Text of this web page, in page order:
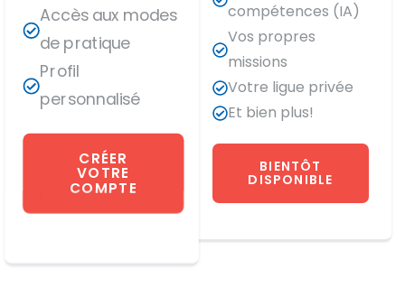
Accès aux modes
de pratique
Profil
personnalisé
CRÉER
VOTRE
COMPTE
compétences (IA)
Vos propres
missions
Votre ligue privée
Et bien plus!
BIENTÔT
DISPONIBLE